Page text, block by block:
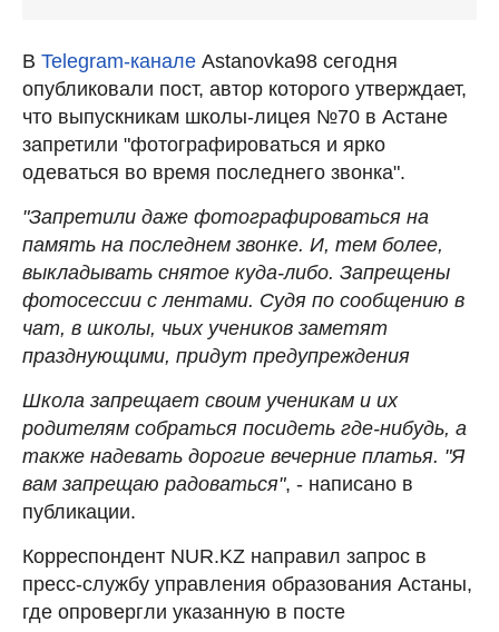
В Telegram-канале Astanovka98 сегодня
опубликовали пост, автор которого утверждает,
что выпускникам школы-лицея №70 в Астане
запретили "фотографироваться и ярко
одеваться во время последнего звонка".
"Запретили даже фотографироваться на
память на последнем звонке. И, тем более,
выкладывать снятое куда-либо. Запрещены
фотосессии с лентами. Судя по сообщению в
чат, в школы, чьих учеников заметят
празднующими, придут предупреждения
Школа запрещает своим ученикам и их
родителям собраться посидеть где-нибудь, а
также надевать дорогие вечерние платья. "Я
вам запрещаю радоваться", - написано в
публикации.
Корреспондент NUR.KZ направил запрос в
пресс-службу управления образования Астаны,
где опровергли указанную в посте